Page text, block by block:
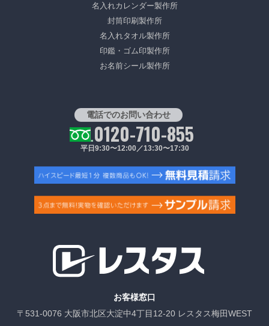
名入れカレンダー製作所
封筒印刷製作所
名入れタオル製作所
印鑑・ゴム印製作所
お名前シール製作所
電話でのお問い合わせ
0120-710-855
平日9:30〜12:00／13:30〜17:30
お客様窓口
〒531-0076 大阪市北区大淀中4丁目12-20 レスタス梅田WEST